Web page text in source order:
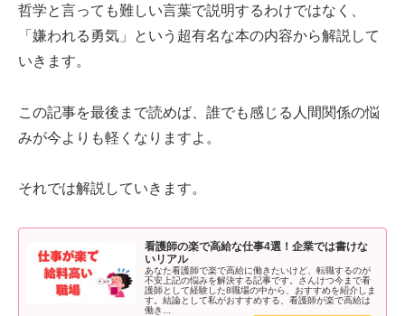
哲学と言っても難しい言葉で説明するわけではなく、
「嫌われる勇気」という超有名な本の内容から解説して
いきます。
この記事を最後まで読めば、誰でも感じる人間関係の悩
みが今よりも軽くなりますよ。
それでは解説していきます。
看護師の楽で高給な仕事4選！企業では書けな
いリアル
あなた看護師で楽で高給に働きたいけど、転職するのが
不安上記の悩みを解決する記事です。さんけつ今まで看
護師として経験した8職場の中から、おすすめを紹介しま
す。結論として私がおすすめする、看護師が楽で高給は
働き...